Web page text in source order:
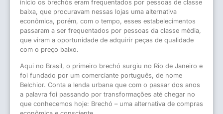
início os brechós eram frequentados por pessoas de classe
baixa, que procuravam nessas lojas uma alternativa
econômica, porém, com o tempo, esses estabelecimentos
passaram a ser frequentados por pessoas da classe média,
que viram a oportunidade de adquirir peças de qualidade
com o preço baixo.
Aqui no Brasil, o primeiro brechó surgiu no Rio de Janeiro e
foi fundado por um comerciante português, de nome
Belchior. Conta a lenda urbana que com o passar dos anos
a palavra foi passando por transformações até chegar no
que conhecemos hoje: Brechó – uma alternativa de compras